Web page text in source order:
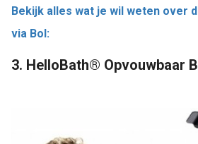
Bekijk alles wat je wil weten over
via Bol:
3. HelloBath® Opvouwbaar